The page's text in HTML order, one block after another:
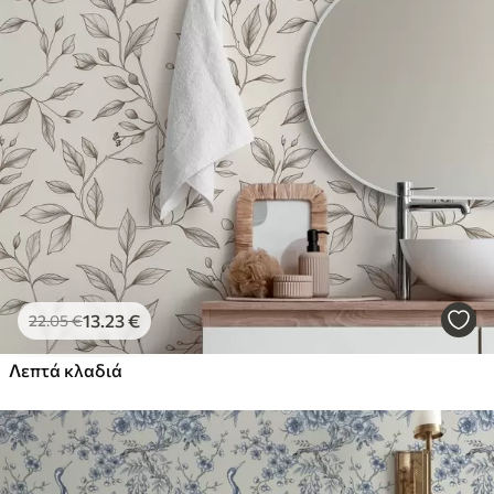
απαλά με ένα μαλακό σφουγγάρι. Οι
ταπετσαρίες με βερνίκι μπορούν να
καθαριστούν με νερό.
Μέθοδος
εφαρμογής
Απρόσκοπτη εφαρμογή
Διαθέσιμα υλικά
Στάνταρ
44.9826.99€/m²
Πρίμιουμ
Premium βινύλιο
22.05€13.23€
Λεπτά κλαδιά